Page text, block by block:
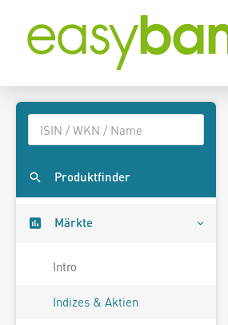
Produktfinder
Märkte
Intro
Indizes & Aktien